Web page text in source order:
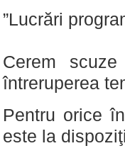
”Lucrări
Cerem
întreruperea
Pentru orice
este la